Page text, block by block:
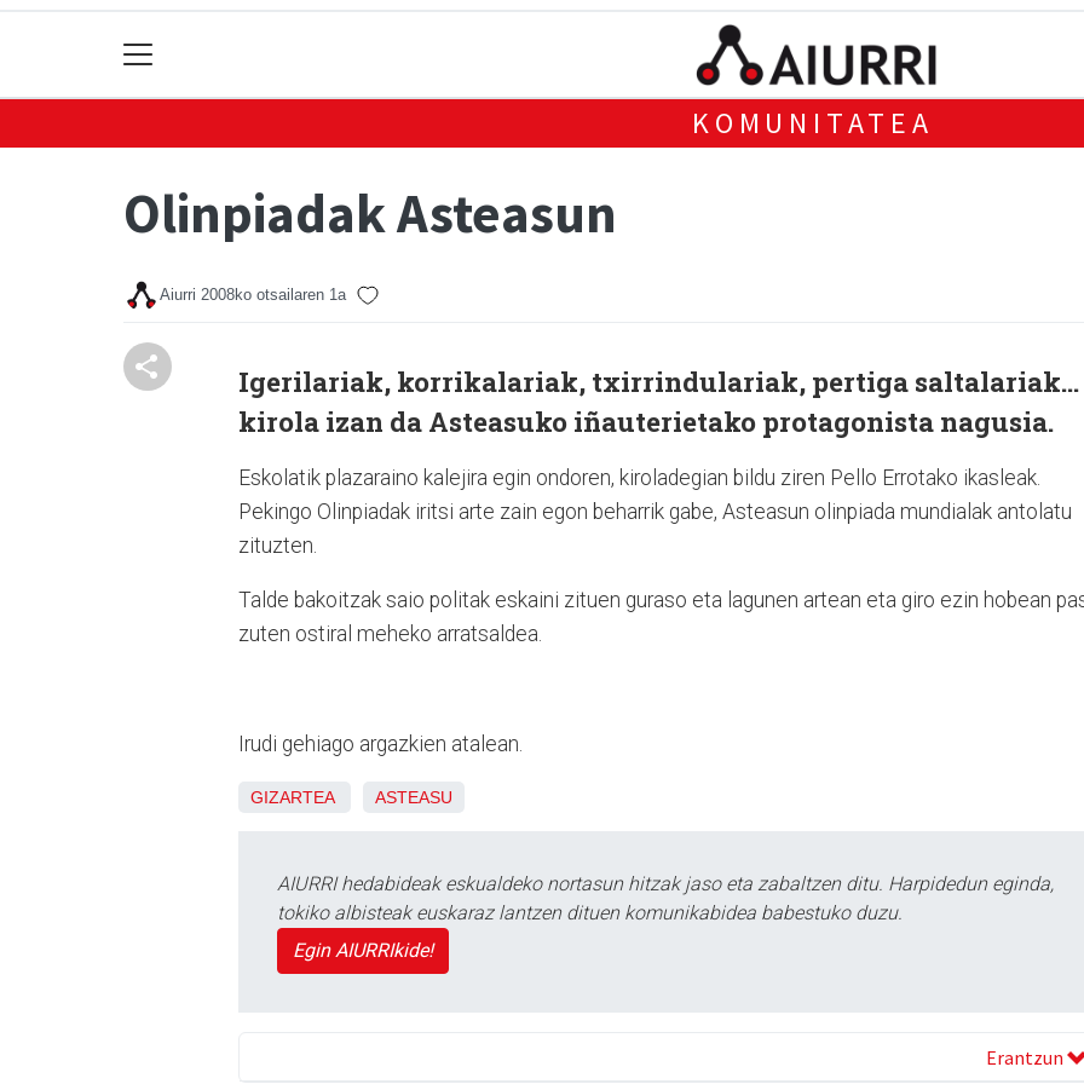
KOMUNITATEA
Olinpiadak Asteasun
Aiurri 2008ko otsailaren 1a
Igerilariak, korrikalariak, txirrindulariak, pertiga saltalariak...
kirola izan da Asteasuko iñauterietako protagonista nagusia.
Eskolatik plazaraino kalejira egin ondoren, kiroladegian bildu ziren Pello Errotako ikasleak.
Pekingo Olinpiadak iritsi arte zain egon beharrik gabe, Asteasun olinpiada mundialak antolatu
zituzten.
Talde bakoitzak saio politak eskaini zituen guraso eta lagunen artean eta giro ezin hobean
zuten ostiral meheko arratsaldea.
Irudi gehiago argazkien atalean.
GIZARTEA ASTEASU
AIURRI hedabideak eskualdeko nortasun hitzak jaso eta zabaltzen ditu. Harpidedun eginda,
tokiko albisteak euskaraz lantzen dituen komunikabidea babestuko duzu.
Egin AIURRIkide!
Erantzun